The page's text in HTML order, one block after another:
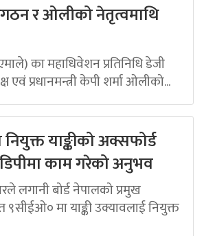
र ओलीको नेतृत्वमाथि
का महाधिवेशन प्रतिनिधि डेजी
एवं प्रधानमन्त्री केपी शर्मा ओलीको...
नियुक्त याङ्कीको अक्सफोर्ड
काम गरेको अनुभव
लगानी बोर्ड नेपालको प्रमुख
९सीईओ० मा याङ्की उक्यावलाई नियुक्त